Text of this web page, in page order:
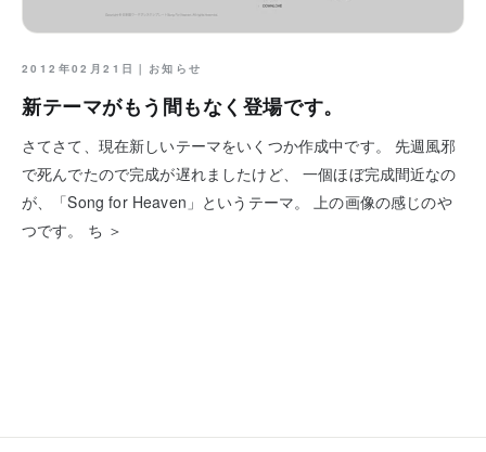
2012年02月21日｜ お知らせ
新テーマがもう間もなく登場です。
さてさて、現在新しいテーマをいくつか作成中です。 先週風邪
で死んでたので完成が遅れましたけど、 一個ほぼ完成間近なの
が、「Song for Heaven」というテーマ。 上の画像の感じのや
つです。 ち ＞